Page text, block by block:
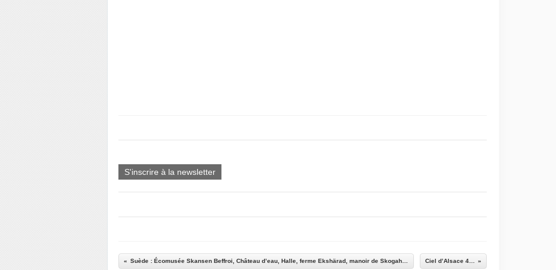
S'inscrire à la newsletter
Ciel d’Alsace 479